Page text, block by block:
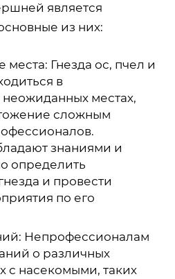
является
из них:
места: Гнезда ос, пчел и
в
местах,
сложным
знаниями и
определить
и провести
по его
Непрофессионалам
о различных
с насекомыми, таких